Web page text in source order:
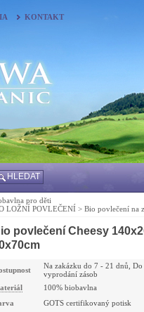
KONTAKT
HLEDAT
pro děti
LOŽNÍ POVLEČENÍ > Bio povlečení na
povlečení Cheesy
Na zakázku do 7 - 21 dnů, Do
vyprodání zásob
100% biobavlna
GOTS certifikovaný potisk